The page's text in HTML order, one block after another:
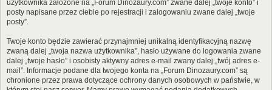
użytkownika założone na „Forum Dinozaury.com” zwane dalej „twoje konto” i
posty napisane przez ciebie po rejestracji i zalogowaniu zwane dalej „twoje
posty”.
Twoje konto będzie zawierać przynajmniej unikalną identyfikacyjną nazwę
zwaną dalej „twoja nazwa użytkownika”, hasło używane do logowania zwane
dalej „twoje hasło” i osobisty aktywny adres e-mail zwany dalej „twój adres e-
mail”. Informacje podane dla twojego konta na „Forum Dinozaury.com” są
chronione przez prawa dotyczące ochrony danych osobowych w państwie, w